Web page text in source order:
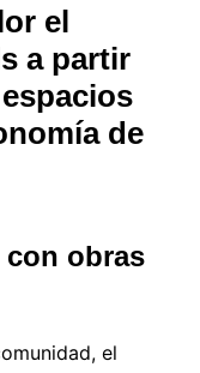
el
a partir
de
con obras
el